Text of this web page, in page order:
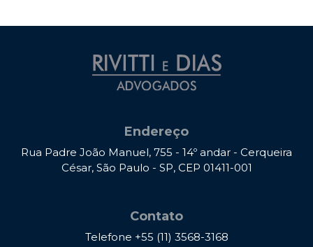
Endereço
Rua Padre João Manuel, 755 - 14º andar - Cerqueira
César, São Paulo - SP, CEP 01411-001
Contato
Telefone +55 (11) 3568-3168